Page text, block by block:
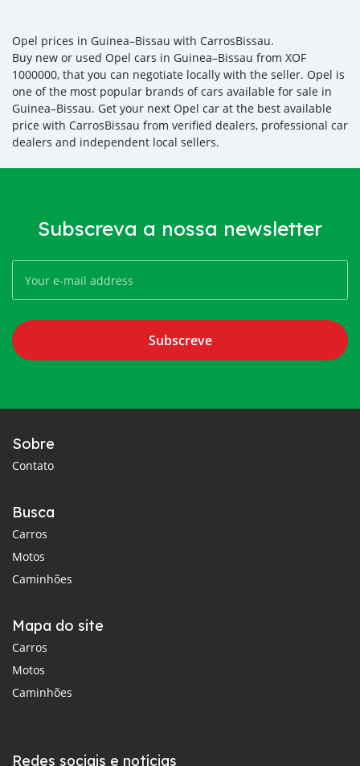
Opel prices in Guinea–Bissau with CarrosBissau.
Buy new or used Opel cars in Guinea–Bissau from XOF
1000000, that you can negotiate locally with the seller. Opel is
one of the most popular brands of cars available for sale in
Guinea–Bissau. Get your next Opel car at the best available
price with CarrosBissau from verified dealers, professional car
dealers and independent local sellers.
Subscreva a nossa newsletter
Subscreve
Sobre
Contato
Busca
Carros
Motos
Caminhões
Mapa do site
Carros
Motos
Caminhões
Redes sociais e notícias